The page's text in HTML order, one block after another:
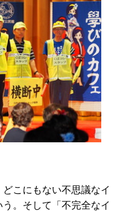
こにもない不思議なイ
。そして「不完全なイ